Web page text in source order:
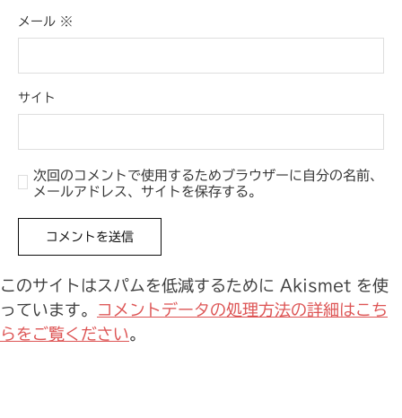
メール ※
サイト
次回のコメントで使用するためブラウザーに自分の名前、
メールアドレス、サイトを保存する。
このサイトはスパムを低減するために Akismet を使
っています。
コメントデータの処理方法の詳細はこち
らをご覧ください。